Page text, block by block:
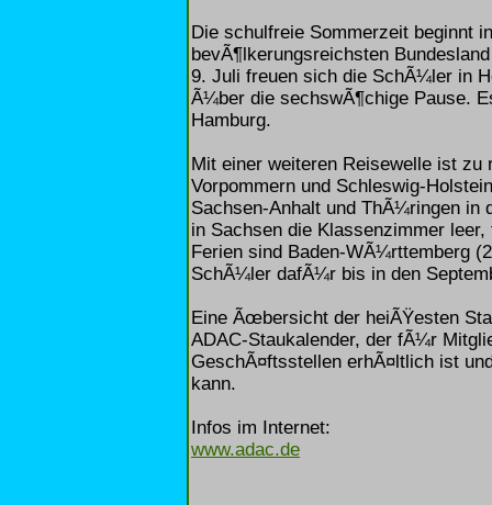
Die schulfreie Sommerzeit beginnt
bevÃ¶lkerungsreichsten
9. Juli freuen sich die SchÃ¼ler in
Ã¼ber die sechswÃ¶chige Pause.
Hamburg.
Mit einer weiteren Reisewelle ist zu
Vorpommern und Schleswig-
Sachsen-Anhalt und ThÃ¼ringen in
in Sachsen die Klassenzimmer
Ferien sind Baden-WÃ¼rttemberg
SchÃ¼ler dafÃ¼r bis in den
Eine Ãœbersicht der heiÃŸesten
ADAC-Staukalender, der fÃ¼r
GeschÃ¤ftsstellen erhÃ¤ltlich ist
kann.
Infos im Internet:
www.adac.de